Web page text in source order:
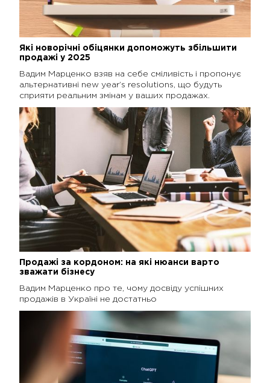
Які новорічні обіцянки допоможуть збільшити
продажі у 2025
Вадим Марценко взяв на себе сміливість і пропонує
альтернативні new year’s resolutions, що будуть
сприяти реальним змінам у ваших продажах.
Продажі за кордоном: на які нюанси варто
зважати бізнесу
Вадим Марценко про те, чому досвіду успішних
продажів в Україні не достатньо